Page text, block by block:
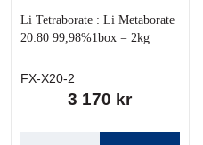
Li Tetraborate : Li Metaborate
20:80 99,98%1box = 2kg
FX-X20-2
3 170 kr